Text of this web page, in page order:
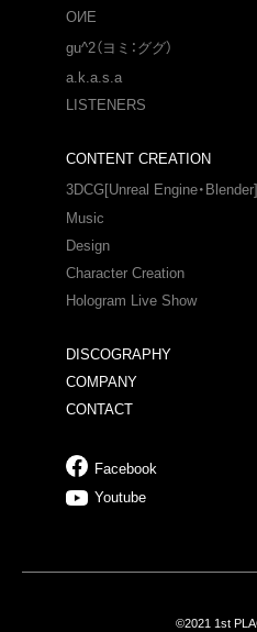
OИE
gu^2（ヨミ：ググ）
a.k.a.s.a
LISTENERS
CONTENT CREATION
3DCG[Unreal Engine・Blender]
Music
Design
Character Creation
Hologram Live Show
DISCOGRAPHY
COMPANY
CONTACT
Facebook
Youtube
©2021 1st